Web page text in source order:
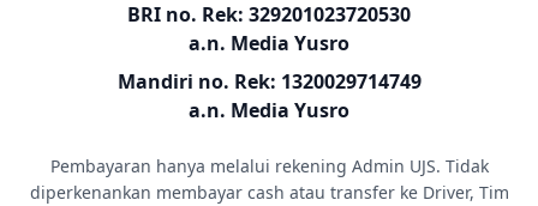
BRI no. Rek: 329201023720530
a.n. Media Yusro
Mandiri no. Rek: 1320029714749
a.n. Media Yusro
Pembayaran hanya melalui rekening Admin UJS. Tidak
diperkenankan membayar cash atau transfer ke Driver, Tim